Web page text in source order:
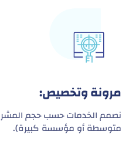
مرونة وتخصيص:
نصمم الخدمات حسب حجم
متوسطة أو مؤسسة كبيرة).